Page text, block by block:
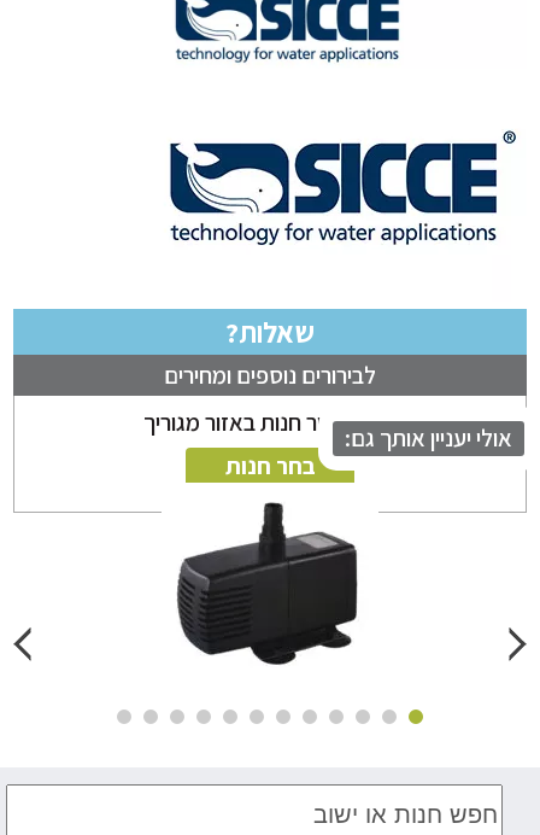
שאלות?
לבירורים נוספים ומחירים
ניתן לבחור חנות באזור מגוריך
בחר חנות
יעניין אותך גם: